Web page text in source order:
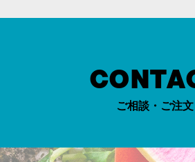
ご相談・ご注文